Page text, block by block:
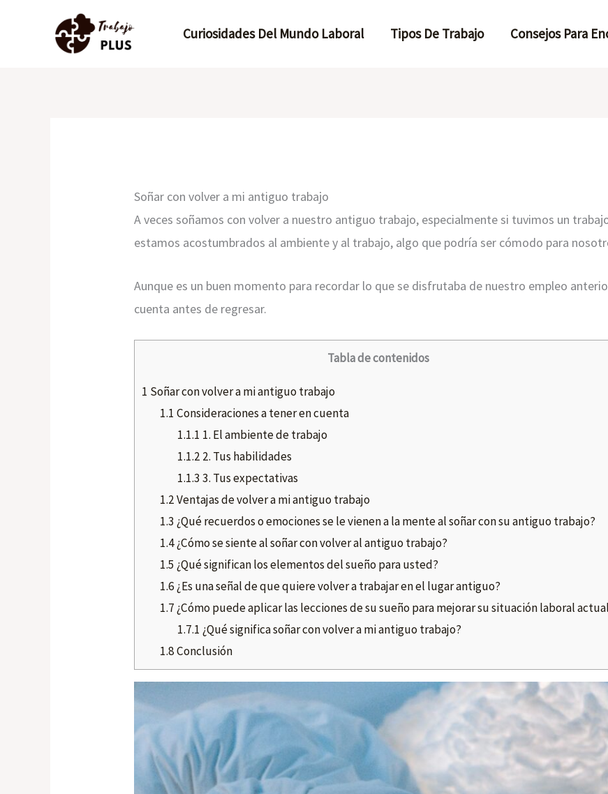
Curiosidades Del Mundo Laboral Tipos De Trabajo Consejos Para
Soñar con volver a mi antiguo trabajo
A veces soñamos con volver a nuestro antiguo trabajo, especialmente si tuvimos un
estamos acostumbrados al ambiente y al trabajo, algo que podría ser cómodo para
Aunque es un buen momento para recordar lo que se disfrutaba de nuestro empleo
cuenta antes de regresar.
Tabla de contenidos
1 Soñar con volver a mi antiguo trabajo
1.1 Consideraciones a tener en cuenta
1.1.1 1. El ambiente de trabajo
1.1.2 2. Tus habilidades
1.1.3 3. Tus expectativas
1.2Ventajas de volver a mi antiguo trabajo
1.3 ¿Qué recuerdos o emociones se le vienen a la mente al soñar con su antiguo trabajo?
1.4¿Cómo se siente al soñar con volver al antiguo trabajo?
1.5 ¿Qué significan los elementos del sueño para usted?
1.6¿Es una señal de que quiere volver a trabajar en el lugar antiguo?
1.7¿Cómo puede aplicar las lecciones de su sueño para mejorar su situación laboral
1.7.1 ¿Qué significa soñar con volver a mi antiguo trabajo?
1.8Conclusión